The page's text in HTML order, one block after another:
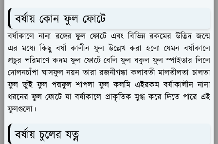
বর্ষায় কোন ফুল ফোটে
বর্ষাকালে নানা রঙ্গের ফুল ফোটে এবং বিভিন্ন রকমের উদ্ভিদ জন্মে
এর মধ্যে কিছু বর্ষা কালীন ফুল উল্লেখ করা হলো যেমন বর্ষাকালে
প্রচুর পরিমাণে কদম ফুল ফোটে বেলি ফুল বকুল ফুল স্পাইডার লিলে
দোলনচাঁপা ঘাসফুল নয়ন তারা রজনীগন্ধা কলাবতী মালতীলতা চালতা
ফুল জুঁই ফুল পদ্মফুল শাপলা ফুল কলমি এইরকম বর্ষাকালীন নানা
ধরনের ফুল ফোটে যা বর্ষাকালে প্রাকৃতিক মুগ্ধ করে দিতে পারে এই
ফুলগুলো।
বর্ষায় চুলের যত্ন